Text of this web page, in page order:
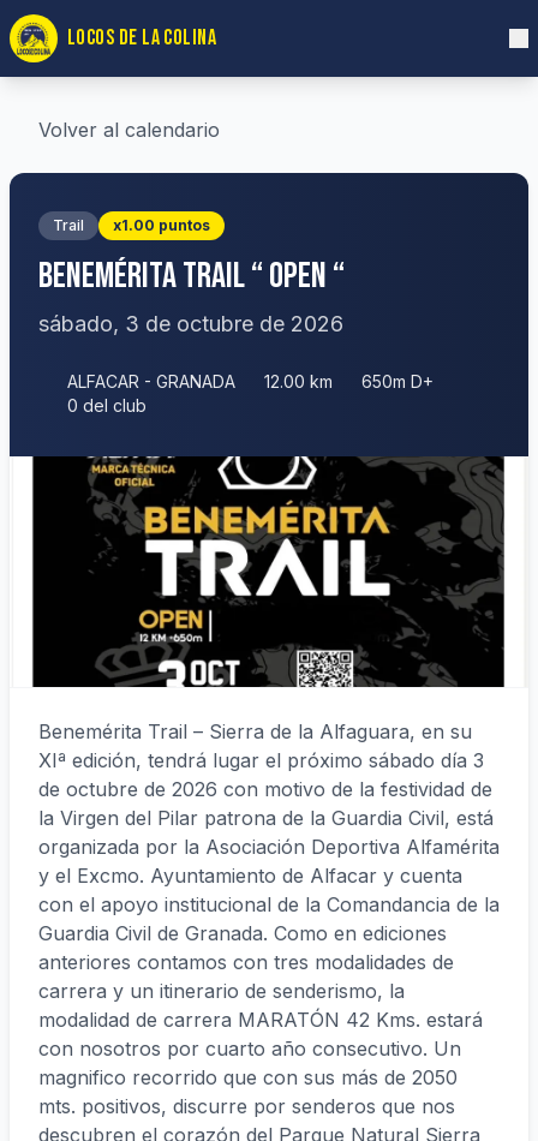
LOCOS DE LA COLINA
Volver al calendario
Trail x1.00 puntos
BENEMÉRITA TRAIL “ OPEN “
sábado, 3 de octubre de 2026
ALFACAR - GRANADA 12.00 km
650m D+
0 del club
Benemérita Trail – Sierra de la Alfaguara, en su
XIª edición, tendrá lugar el próximo sábado día 3
de octubre de 2026 con motivo de la festividad de
la Virgen del Pilar patrona de la Guardia Civil, está
organizada por la Asociación Deportiva Alfamérita
y el Excmo. Ayuntamiento de Alfacar y cuenta
con el apoyo institucional de la Comandancia de la
Guardia Civil de Granada. Como en ediciones
anteriores contamos con tres modalidades de
carrera y un itinerario de senderismo, la
modalidad de carrera MARATÓN 42 Kms. estará
con nosotros por cuarto año consecutivo. Un
magnifico recorrido que con sus más de 2050
mts. positivos, discurre por senderos que nos
descubren el corazón del Parque Natural Sierra